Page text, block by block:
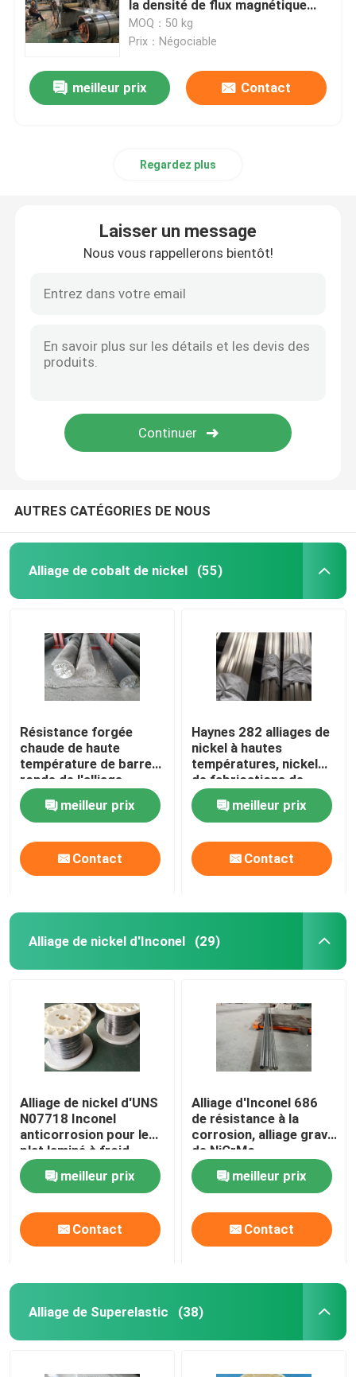
Alliage d'Incoloy
Alliage de nickel de Monel
Acier inoxydable spécial
Alliage à un aimant permanent
L'alliage ZR
la densité de flux magnétique
élevée de saturation
MOQ：50 kg
Prix：Négociable
meilleur prix Contact
Regardez plus
Laisser un message
Nous vous rappellerons bientôt!
AUTRES CATÉGORIES DE NOUS
Alliage de cobalt de nickel (55)
Résistance forgée
chaude de haute
température de barre
ronde de l'alliage
GH4169 de cobalt de
nickel meilleur prix
Contact
Haynes 282 alliages de
nickel à hautes
températures, nickel
de fabrications de
feuille a basé des
alliagesmeilleur prix
Contact
Alliage de nickel d'Inconel (29)
Alliage de nickel d'UNS
N07718 Inconel
anticorrosion pour le
plat laminé à froid
meilleur prix
Contact
Alliage d'Inconel 686
de résistance à la
corrosion, alliage grave
de NiCrMo
d'environnements
meilleur prix
Contact
Alliage de Superelastic (38)